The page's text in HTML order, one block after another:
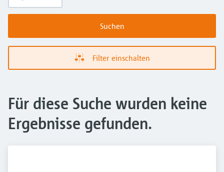
Suchen
Filter einschalten
Für diese Suche wurden keine
Ergebnisse gefunden.